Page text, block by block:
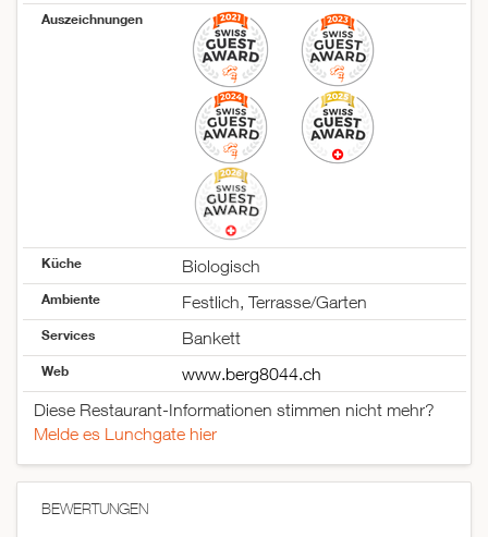
Mittwoch
17:00–23:00
17:00–23:00
17:00–23:00
12:00–23:00
12:00–23:00
Auszeichnungen
Küche Biologisch
Ambiente Festlich, Terrasse/Garten
Services Bankett
Web
www.berg8044.ch
Diese Restaurant-Informationen stimmen nicht mehr?
Melde es Lunchgate hier
BEWERTUNGEN